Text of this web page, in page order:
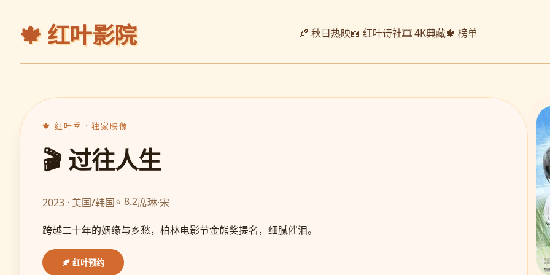
🍁 红叶影院 🍂 秋日热映📖 红叶诗社🎞️ 4K典藏🍁 榜单
🍁 红叶季 · 独家映像
🎬 过往人生
2023 · 美国/韩国⭐ 8.2席琳·宋
跨越二十年的姻缘与乡愁，柏林电影节金熊奖提名，细腻催泪。
🍂 红叶预约